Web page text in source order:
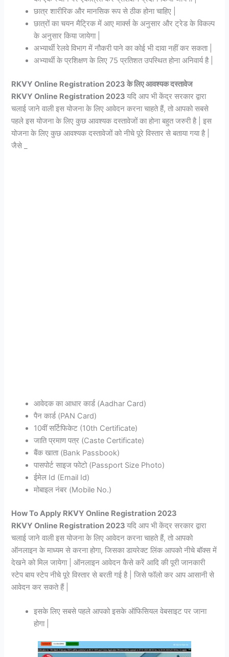
छात्र शारीरिक और मानसिक रूप से ठीक होना चाहिए |
छात्रों का चयन मैट्रिक में आए मार्क्स के अनुसार और ट्रेड के विकल्प
के अनुसार किया जायेगा |
अभ्यार्थी रेलवे विभाग में नौकरी पाने का कोई भी दावा नहीं कर सकता |
अभ्यार्थी के प्रशिक्षण के लिए 75 प्रतिशत उपस्थित होना अनिवार्य है |
RKVY Online Registration 2023 के लिए आवश्यक दस्तावेज
RKVY Online Registration 2023यदि आप भी केंद्र सरकार द्वारा
चलाई जाने वाली इस योजना के लिए आवेदन करना चाहते हैं, तो आपको सबसे
पहले इस योजना के लिए कुछ आवश्यक दस्तावेजों का होना बहुत जरुरी है | इस
योजना के लिए कुछ आवश्यक दस्तावेजों को नीचे पूरे विस्तार से बताया गया है |
जैसे _
आवेदक का आधार कार्ड (Aadhar Card)
पैन कार्ड (PAN Card)
10वीं सर्टिफिकेट (10th Certificate)
जाति प्रमाण पत्र (Caste Certificate)
बैंक खाता (Bank Passbook)
पासपोर्ट साइज फोटो (Passport Size Photo)
ईमेल Id (Email Id)
मोबाइल नंबर (Mobile No.)
How To Apply RKVY Online Registration 2023
RKVY Online Registration 2023यदि आप भी केंद्र सरकार द्वारा
चलाई जाने वाली इस योजना के लिए आवेदन करना चाहते हैं, तो आपको
ऑनलाइन के माध्यम से करना होगा, जिसका डायरेक्ट लिंक आपको नीचे बॉक्स में
देखने को मिल जायेगा | ऑनलाइन आवेदन कैसे करें आदि की पूरी जानकारी
स्टेप बाय स्टेप नीचे पूरे विस्तार से बरती गई है | जिसे फॉलो कर आप आसानी से
आवेदन कर सकते हैं |
इसके लिए सबसे पहले आपको इसके ऑफिसियल वेबसाइट पर जाना
होगा |